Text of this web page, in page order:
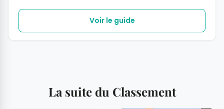
Voir le guide
La suite du Classement